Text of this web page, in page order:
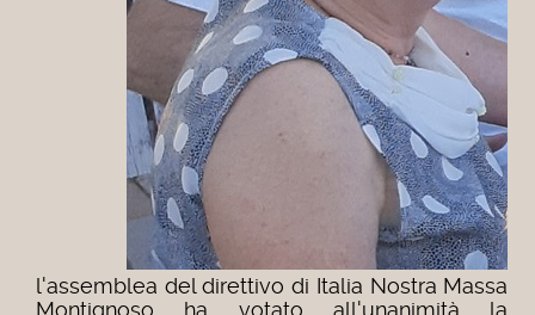
l'assemblea del direttivo di Italia Nostra Massa
Montignoso ha votato all'unanimità la